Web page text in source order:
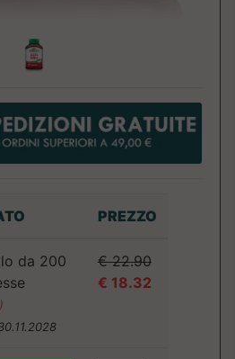
PREZZO
da 200
€ 22.90
€ 18.32